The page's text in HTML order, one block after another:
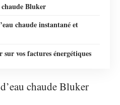
chaude Bluker
chaude instantané et
vos factures énergétiques
chaude Bluker